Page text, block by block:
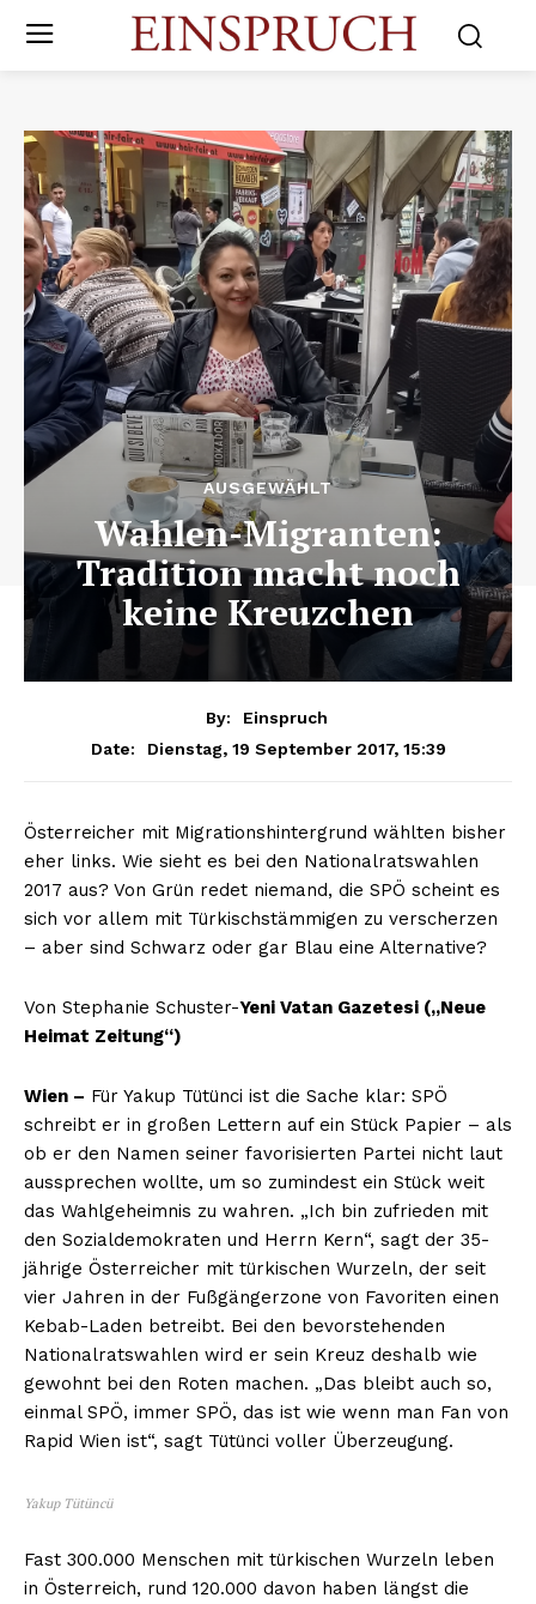
AUSGEWÄHLT
Wahlen-Migranten:
Tradition macht noch
keine Kreuzchen
By:
Einspruch
Date:
Dienstag, 19 September 2017, 15:39
Österreicher mit Migrationshintergrund wählten bisher
eher links. Wie sieht es bei den Nationalratswahlen
2017 aus? Von Grün redet niemand, die SPÖ scheint es
sich vor allem mit Türkischstämmigen zu verscherzen
– aber sind Schwarz oder gar Blau eine Alternative?
Von Stephanie Schuster-Yeni Vatan Gazetesi („Neue
Heimat Zeitung“)
Wien – Für Yakup Tütünci ist die Sache klar: SPÖ
schreibt er in großen Lettern auf ein Stück Papier – als
ob er den Namen seiner favorisierten Partei nicht laut
aussprechen wollte, um so zumindest ein Stück weit
das Wahlgeheimnis zu wahren. „Ich bin zufrieden mit
den Sozialdemokraten und Herrn Kern“, sagt der 35-
jährige Österreicher mit türkischen Wurzeln, der seit
vier Jahren in der Fußgängerzone von Favoriten einen
Kebab-Laden betreibt. Bei den bevorstehenden
Nationalratswahlen wird er sein Kreuz deshalb wie
gewohnt bei den Roten machen. „Das bleibt auch so,
einmal SPÖ, immer SPÖ, das ist wie wenn man Fan von
Rapid Wien ist“, sagt Tütünci voller Überzeugung.
Yakup Tütüncü
Fast 300.000 Menschen mit türkischen Wurzeln leben
in Österreich, rund 120.000 davon haben längst die